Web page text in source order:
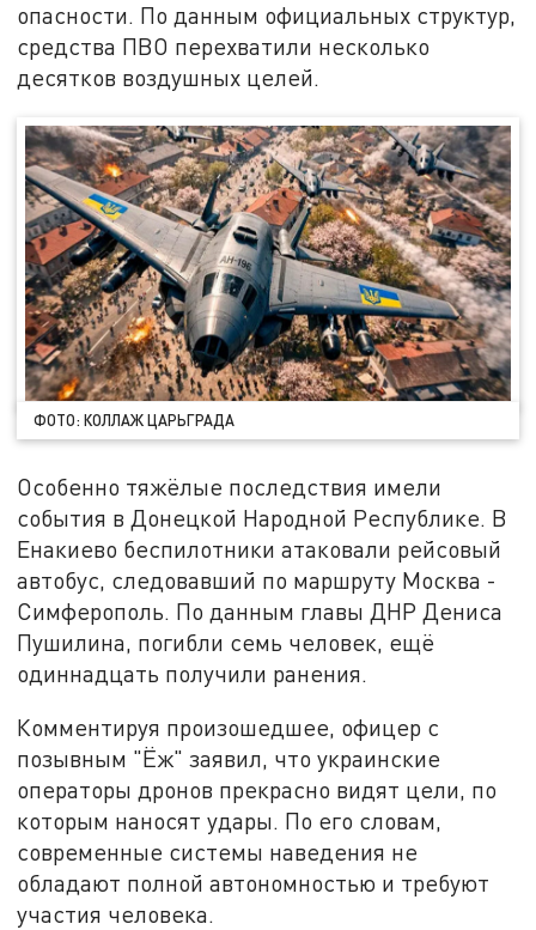
опасности. По данным официальных структур,
средства ПВО перехватили несколько
десятков воздушных целей.
ФОТО: КОЛЛАЖ ЦАРЬГРАДА
Особенно тяжёлые последствия имели
события в Донецкой Народной Республике. В
Енакиево беспилотники атаковали рейсовый
автобус, следовавший по маршруту Москва -
Симферополь. По данным главы ДНР Дениса
Пушилина, погибли семь человек, ещё
одиннадцать получили ранения.
Комментируя произошедшее, офицер с
позывным "Ёж" заявил, что украинские
операторы дронов прекрасно видят цели, по
которым наносят удары. По его словам,
современные системы наведения не
обладают полной автономностью и требуют
участия человека.